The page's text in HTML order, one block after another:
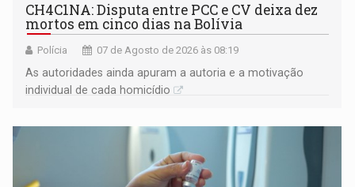
CH4C1NA: Disputa entre PCC e CV deixa dez
mortos em cinco dias na Bolívia
Polícia 07 de Agosto de 2026 às 08:19
As autoridades ainda apuram a autoria e a motivação
individual de cada homicídio